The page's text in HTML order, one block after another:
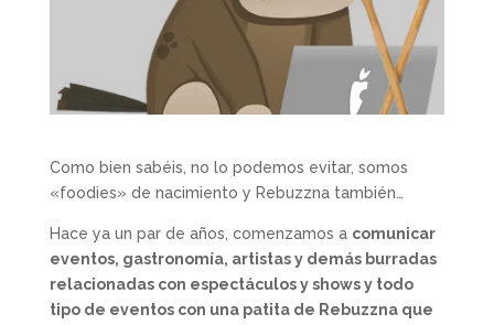
Como bien sabéis, no lo podemos evitar, somos
«foodies» de nacimiento y Rebuzzna también…
Hace ya un par de años, comenzamos a comunicar
eventos, gastronomía, artistas y demás burradas
relacionadas con espectáculos y shows y todo
tipo de eventos con una patita de Rebuzzna que